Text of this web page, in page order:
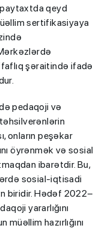
qeyd
sertifikasiyaya
şəraitində ifadə
pedaqoji və
onların peşəkar
öyrənmək və sosial
ibarətdir. Bu,
sosial-iqtisadi
biridir. Hədəf 2022–
yararlığını
hazırlığını